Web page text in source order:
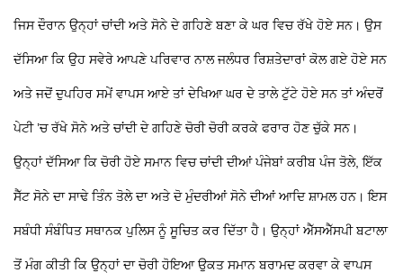
ਜਿਸ ਦੌਰਾਨ ਉਨ੍ਹਾਂ ਚਾਂਦੀ ਅਤੇ ਸੋਨੇ ਦੇ ਗਹਿਣੇ ਬਣਾ ਕੇ ਘਰ ਵਿਚ ਰੱਖੇ ਹੋਏ ਸਨ। ਉਸ
ਦੱਸਿਆ ਕਿ ਉਹ ਸਵੇਰੇ ਆਪਣੇ ਪਰਿਵਾਰ ਨਾਲ ਜਲੰਧਰ ਰਿਸ਼ਤੇਦਾਰਾਂ ਕੋਲ ਗਏ ਹੋਏ ਸਨ
ਅਤੇ ਜਦੋਂ ਦੁਪਹਿਰ ਸਮੇਂ ਵਾਪਸ ਆਏ ਤਾਂ ਦੇਖਿਆ ਘਰ ਦੇ ਤਾਲੇ ਟੁੱਟੇ ਹੋਏ ਸਨ ਤਾਂ ਅੰਦਰੋਂ
ਪੇਟੀ ’ਚ ਰੱਖੇ ਸੋਨੇ ਅਤੇ ਚਾਂਦੀ ਦੇ ਗਹਿਣੇ ਚੋਰੀ ਚੋਰੀ ਕਰਕੇ ਫਰਾਰ ਹੋਣ ਚੁੱਕੇ ਸਨ।
ਉਨ੍ਹਾਂ ਦੱਸਿਆ ਕਿ ਚੋਰੀ ਹੋਏ ਸਮਾਨ ਵਿਚ ਚਾਂਦੀ ਦੀਆਂ ਪੰਜੇਬਾਂ ਕਰੀਬ ਪੰਜ ਤੋਲੇ, ਇੱਕ
ਸੈੱਟ ਸੋਨੇ ਦਾ ਸਾਢੇ ਤਿੰਨ ਤੋਲੇ ਦਾ ਅਤੇ ਦੋ ਮੁੰਦਰੀਆਂ ਸੋਨੇ ਦੀਆਂ ਆਦਿ ਸ਼ਾਮਲ ਹਨ। ਇਸ
ਸਬੰਧੀ ਸੰਬੰਧਿਤ ਸਥਾਨਕ ਪੁਲਿਸ ਨੂੰ ਸੂਚਿਤ ਕਰ ਦਿੱਤਾ ਹੈ। ਉਨ੍ਹਾਂ ਐੱਸਐੱਸਪੀ ਬਟਾਲਾ
ਤੋਂ ਮੰਗ ਕੀਤੀ ਕਿ ਉਨ੍ਹਾਂ ਦਾ ਚੋਰੀ ਹੋਇਆ ਉਕਤ ਸਮਾਨ ਬਰਾਮਦ ਕਰਵਾ ਕੇ ਵਾਪਸ